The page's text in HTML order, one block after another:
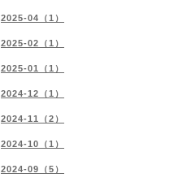
2025-04（1）
2025-02（1）
2025-01（1）
2024-12（1）
2024-11（2）
2024-10（1）
2024-09（5）